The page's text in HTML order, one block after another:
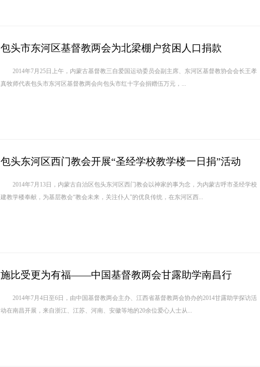
包头市东河区基督教两会为北梁棚户贫困人口捐款
2014年7月25日上午，内蒙古基督教三自爱国运动委员会副主席、东河区基督教协会会长王孝
真牧师代表包头市东河区基督教两会向包头市红十字会捐赠伍万元，...
包头东河区西门教会开展“圣经学校教学楼一日捐”活动
2014年7月13日，内蒙古自治区包头东河区西门教会以神家的事为念，为内蒙古呼市圣经学校
建教学楼奉献，为基层教会“教会未来，关注仆人”的优良传统，在东河区西...
施比受更为有福——中国基督教两会甘露助学南昌行
2014年7月4日至6日，由中国基督教两会主办、江西省基督教两会协办的2014甘露助学探访活
动在南昌开展，来自浙江、江苏、河南、安徽等地的20余位爱心人士从...